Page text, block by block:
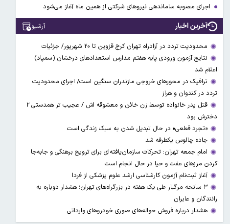
اجرای مصوبه ساماندهی نیرو‌های شرکتی از همین ماه آغاز می‌شود
آخرین اخبار آرشیو
محدودیت تردد در آزادراه تهران کرج قزوین تا ۲۰ شهریور/ جزئیات
نتایج آزمون ورودی پایه هفتم مدارس استعدادهای درخشان (سمپاد)
اعلام شد
ترافیک در محورهای خروجی مازندران سنگین است/ اجرای محدودیت
تردد در کندوان و هراز
قتل پدر خانواده توسط زن خائن و معشوقه اش / عجیب تر همدستی ۲
دخترش بود
«تجرد قطعی» در حال تبدیل شدن به سبک زندگی است
جاده چالوس یکطرفه شد
امام جمعه تهران: تحرکات سازمان‌یافته‌ای برای ترویج برهنگی و جابه‌جا
کردن مرزهای عفت و حیا در حال انجام است
آغاز ثبت‌نام‌ آزمون کارشناسی ارشد علوم پزشکی از فردا
۳ سانحه مرگبار طی یک هفته در بزرگراه‌های تهران؛ هشدار دوباره به
رانندگان و عابران
هشدار درباره فروش حواله‌های صوری خودروهای وارداتی